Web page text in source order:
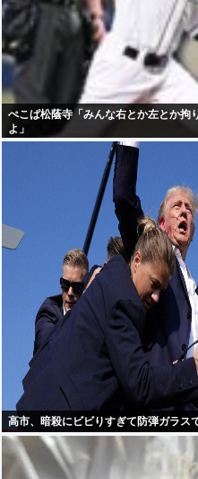
ぺこぱ松蔭寺「みんな右とか左とか拘
よ」
高市、暗殺にビビりすぎて防弾ガラス